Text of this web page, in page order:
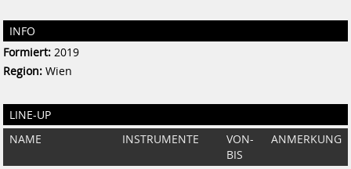
INFO
Formiert: 2019
Region: Wien
LINE-UP
NAME INSTRUMENTE
VON-
BIS
ANMERKUNG